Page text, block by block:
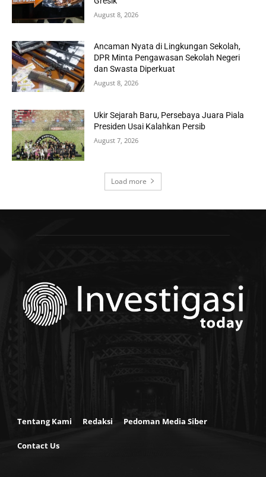
August 8, 2026
Ancaman Nyata di Lingkungan Sekolah,
DPR Minta Pengawasan Sekolah Negeri
dan Swasta Diperkuat
August 8, 2026
Ukir Sejarah Baru, Persebaya Juara Piala
Presiden Usai Kalahkan Persib
August 7, 2026
Load more
Tentang Kami Redaksi Pedoman Media Siber
Contact Us